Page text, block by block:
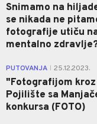
Snimamo na
se nikada ne
fotografije utiču
mentalno
PUTOVANJA 25.12.2023.
"Fotografijom kroz
Pojilište sa
konkursa (FOTO)